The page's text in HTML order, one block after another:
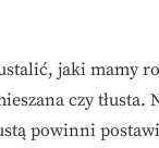
jaki mamy
czy tłusta.
powinni